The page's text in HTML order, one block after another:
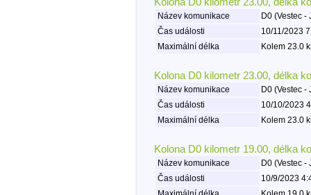
Kolona D0 kilometr 23.00, délka
Název komunikace
D0 (Vestec -
Čas události
10/11/2023
Maximální délka
Kolem 23.0
Kolona D0 kilometr 23.00, délka
Název komunikace
D0 (Vestec -
Čas události
10/10/2023
Maximální délka
Kolem 23.0
Kolona D0 kilometr 19.00, délka
Název komunikace
D0 (Vestec -
Čas události
10/9/2023